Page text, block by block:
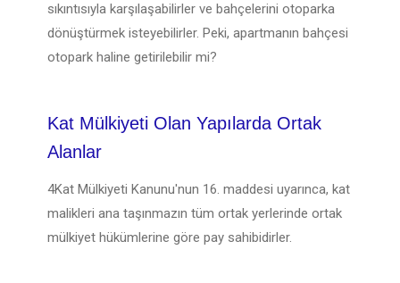
sıkıntısıyla karşılaşabilirler ve bahçelerini otoparka
dönüştürmek isteyebilirler. Peki, apartmanın bahçesi
otopark haline getirilebilir mi?
Kat Mülkiyeti Olan Yapılarda Ortak
Alanlar
4Kat Mülkiyeti Kanunu'nun 16. maddesi uyarınca, kat
malikleri ana taşınmazın tüm ortak yerlerinde ortak
mülkiyet hükümlerine göre pay sahibidirler.